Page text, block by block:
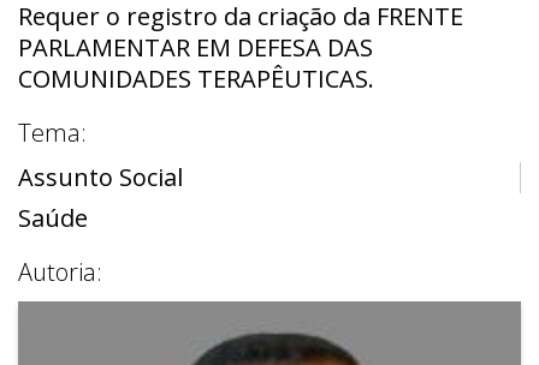
Requer o registro da criação da FRENTE
PARLAMENTAR EM DEFESA DAS
COMUNIDADES TERAPÊUTICAS.
Tema:
Assunto Social
Saúde
Autoria: